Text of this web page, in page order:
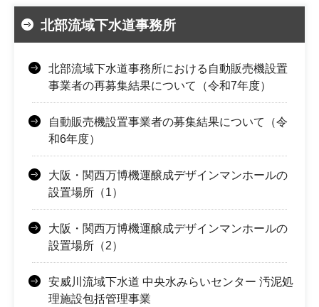
北部流域下水道事務所
北部流域下水道事務所における自動販売機設置
事業者の再募集結果について（令和7年度）
自動販売機設置事業者の募集結果について（令
和6年度）
大阪・関西万博機運醸成デザインマンホールの
設置場所（1）
大阪・関西万博機運醸成デザインマンホールの
設置場所（2）
安威川流域下水道 中央水みらいセンター 汚泥処
理施設包括管理事業